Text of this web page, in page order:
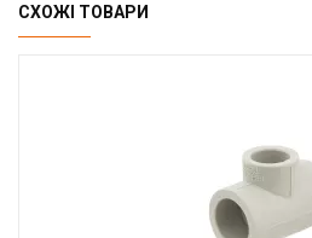
СХОЖІ ТОВАРИ